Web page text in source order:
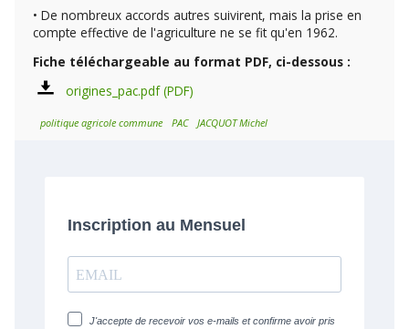
• De nombreux accords autres suivirent, mais la prise en
compte effective de l'agriculture ne se fit qu'en 1962.
Fiche téléchargeable au format PDF, ci-dessous :
origines_pac.pdf
politique agricole commune PAC JACQUOT Michel